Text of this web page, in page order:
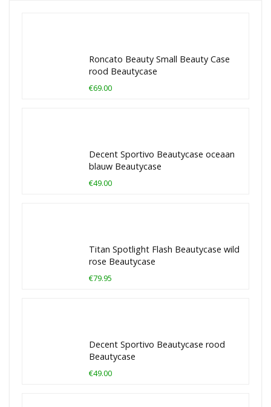
Roncato Beauty Small Beauty Case
rood Beautycase
€69.00
Decent Sportivo Beautycase oceaan
blauw Beautycase
€49.00
Titan Spotlight Flash Beautycase wild
rose Beautycase
€79.95
Decent Sportivo Beautycase rood
Beautycase
€49.00